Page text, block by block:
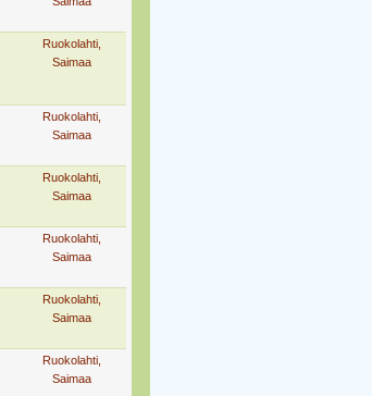
Ruokolahti,
Saimaa
Ruokolahti,
Saimaa
Ruokolahti,
Saimaa
Ruokolahti,
Saimaa
Ruokolahti,
Saimaa
Ruokolahti,
Saimaa